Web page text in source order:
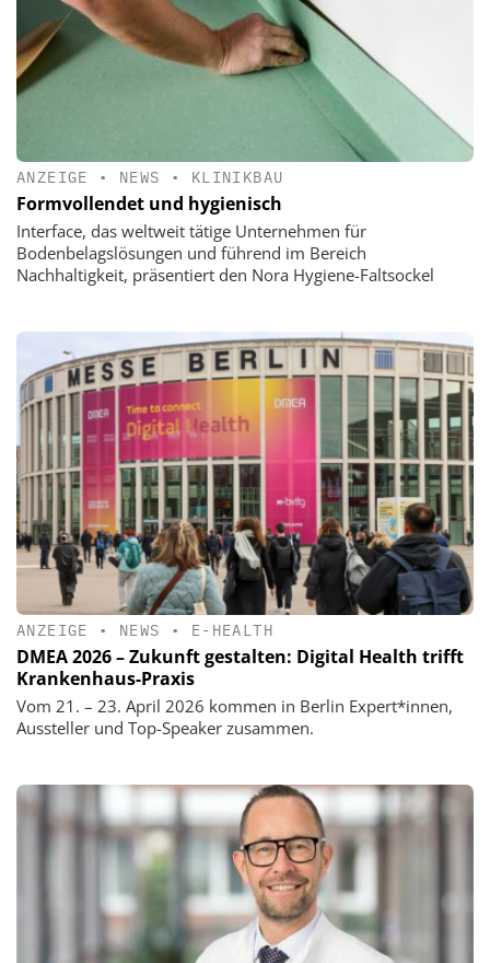
ANZEIGE • NEWS • KLINIKBAU
Formvollendet und hygienisch
Interface, das weltweit tätige Unternehmen für
Bodenbelagslösungen und führend im Bereich
Nachhaltigkeit, präsentiert den Nora Hygiene-Faltsockel
ANZEIGE • NEWS • E-HEALTH
DMEA 2026 – Zukunft gestalten: Digital Health trifft
Krankenhaus-Praxis
Vom 21. – 23. April 2026 kommen in Berlin Expert*innen,
Aussteller und Top-Speaker zusammen.